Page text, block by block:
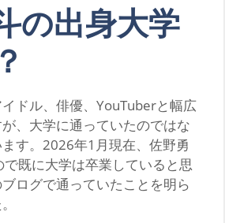
の出身大学
ドル、俳優、YouTuberと幅広
、大学に通っていたのではな
す。2026年1月現在、佐野勇
既に大学は卒業していると思
ログで通っていたことを明ら